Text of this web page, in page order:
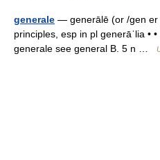
generale — generālē (or /gen er
principles, esp in pl generāˈlia •
generale see general B. 5 n …